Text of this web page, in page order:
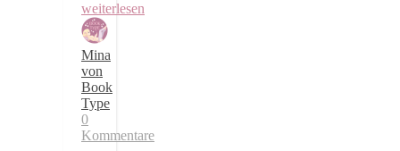
weiterlesen
Mina
von
Book
Type
0
Kommentare